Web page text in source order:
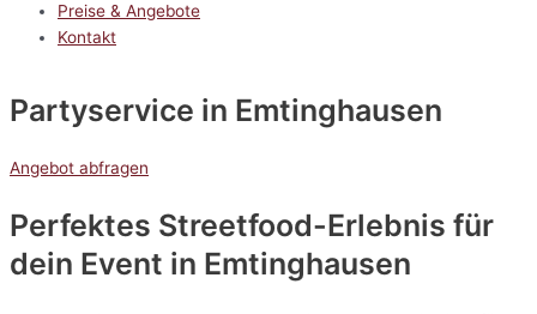
Preise & Angebote
Kontakt
Partyservice in Emtinghausen
Angebot abfragen
Perfektes Streetfood-Erlebnis für
dein Event in Emtinghausen